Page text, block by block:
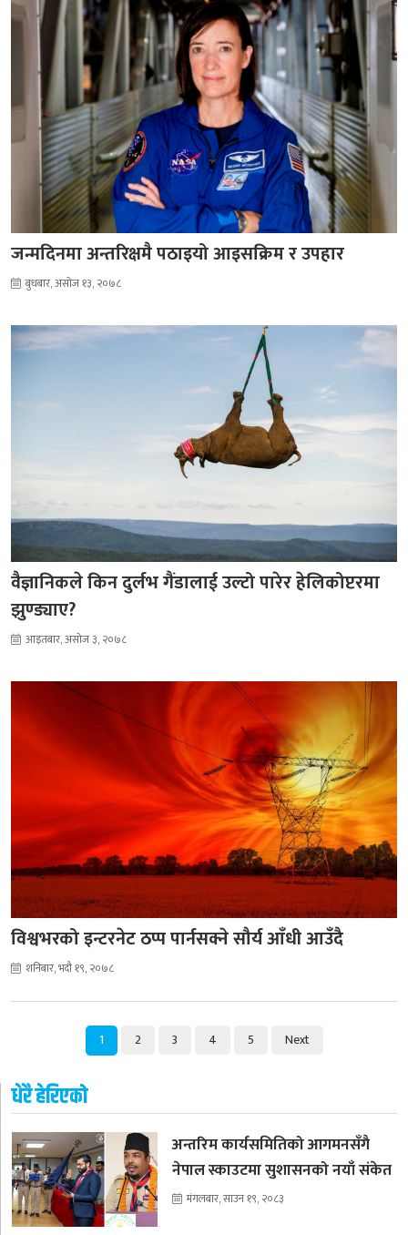
जन्मदिनमा अन्तरिक्षमै पठाइयो आइसक्रिम र उपहार
बुधबार, असोज १३, २०७८
वैज्ञानिकले किन दुर्लभ गैंडालाई उल्टो पारेर हेलिकोप्टरमा
झुण्ड्याए?
आइतबार, असोज ३, २०७८
विश्वभरको इन्टरनेट ठप्प पार्नसक्ने सौर्य आँधी आउँदै
शनिबार, भदौ १९, २०७८
1 2 3 4 5 Next
धेरै हेरिएको
अन्तरिम कार्यसमितिको आगमनसँगै
नेपाल स्काउटमा सुशासनको नयाँ संकेत
मंगलबार, साउन १९, २०८३